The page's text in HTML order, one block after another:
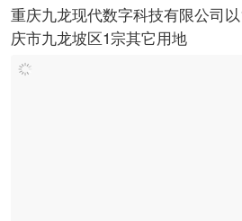
重庆九龙现代数字科技有限公司
庆市九龙坡区1宗其它用地